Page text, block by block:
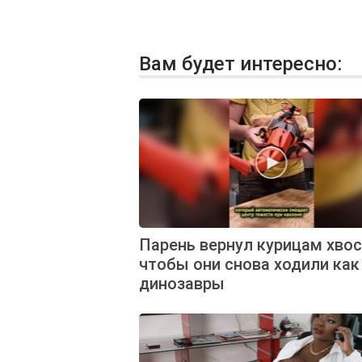
Вам будет интересно:
Парень вернул курицам
чтобы они снова ходили как
динозавры